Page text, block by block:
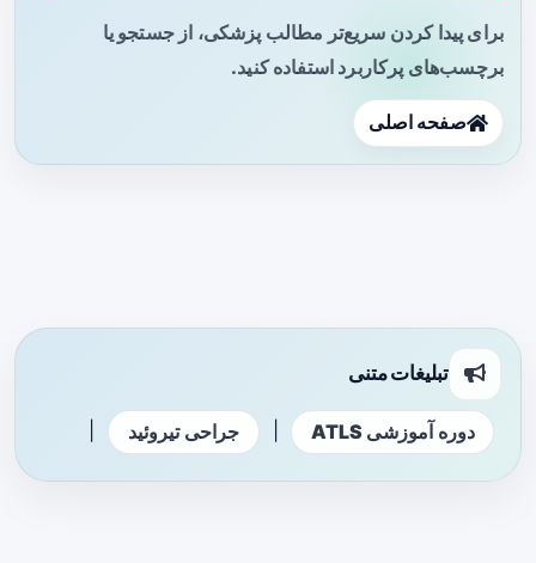
برای پیدا کردن سریع‌تر مطالب پزشکی، از جستجو یا
برچسب‌های پرکاربرد استفاده کنید.
صفحه اصلی
تبلیغات متنی
دوره آموزشی ATLS جراحی تیروئید